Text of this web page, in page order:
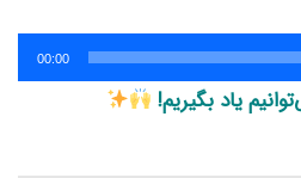
00:00
یاد بگیریم!